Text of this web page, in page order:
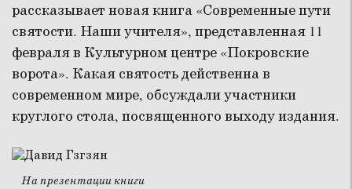
рассказывает новая книга «Современные пути
святости. Наши учителя», представленная 11
февраля в Культурном центре «Покровские
ворота». Какая святость действенна в
современном мире, обсуждали участники
круглого стола, посвященного выходу издания.
На презентации книги